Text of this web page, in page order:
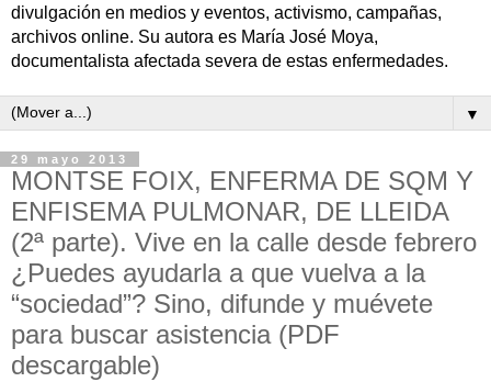
divulgación en medios y eventos, activismo, campañas,
archivos online. Su autora es María José Moya,
documentalista afectada severa de estas enfermedades.
▼
29 mayo 2013
MONTSE FOIX, ENFERMA DE SQM Y
ENFISEMA PULMONAR, DE LLEIDA
(2ª parte). Vive en la calle desde febrero
¿Puedes ayudarla a que vuelva a la
“sociedad”? Sino, difunde y muévete
para buscar asistencia (PDF
descargable)